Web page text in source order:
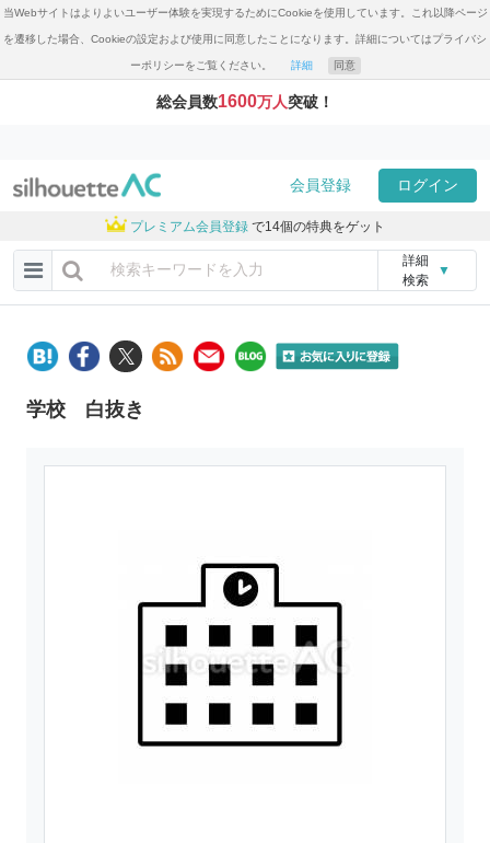
当Webサイトはよりよいユーザー体験を実現するためにCookieを使用しています。これ以降ページ
を遷移した場合、Cookieの設定および使用に同意したことになります。詳細についてはプライバシ
ーポリシーをご覧ください。 詳細 同意
総会員数1600万人突破！
会員登録 ログイン
プレミアム会員登録 で14個の特典をゲット
詳細
検索
▼
学校 白抜き